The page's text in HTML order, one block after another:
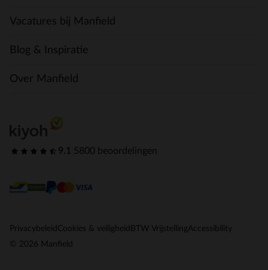
Vacatures bij Manfield
Blog & Inspiratie
Over Manfield
9.1 5800 beoordelingen
Privacybeleid Cookies & veiligheid BTW VrijstellingAccessibility
© 2026 Manfield